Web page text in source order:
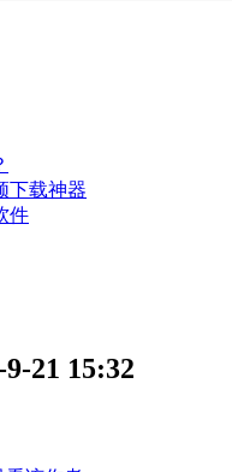
下载神器
件
21 15:32